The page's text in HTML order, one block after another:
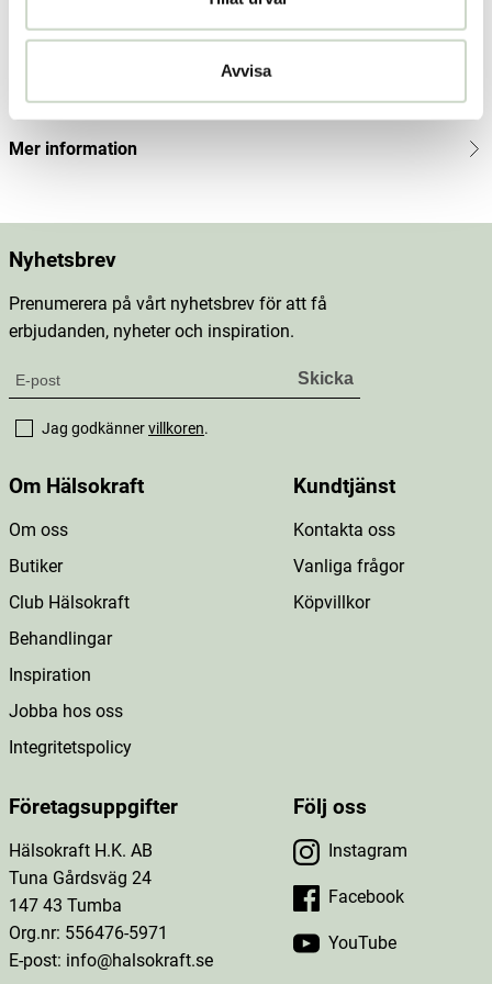
Avvisa
Innehåll
Dosering & användning
Mer information
Nyhetsbrev
Prenumerera på vårt nyhetsbrev för att få
erbjudanden, nyheter och inspiration.
Jag godkännervillkoren.
Om Hälsokraft
Om oss
Butiker
Club Hälsokraft
Behandlingar
Inspiration
Jobba hos oss
Integritetspolicy
Kundtjänst
Kontakta oss
Vanliga frågor
Köpvillkor
Företagsuppgifter
Hälsokraft H.K. AB
Tuna Gårdsväg 24
147 43 Tumba
Org.nr: 556476-5971
E-post: info@halsokraft.se
Följ oss
Instagram
Facebook
YouTube